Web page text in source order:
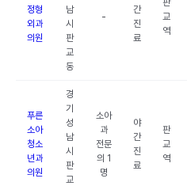
정형
외과
의원
남
시
판
교
동
-
간
진
료
판
교
역
푸른
소아
청소
년과
의원
경
기
성
남
시
판
교
소아
과
전문
의 1
명
야
간
진
료
판
교
역